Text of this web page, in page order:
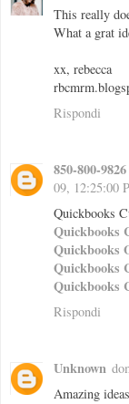
This really
What a grat
xx, rebecca
Rispondi
850-800-
09, 12:25:00
Quickbooks
Quickbooks
Quickbooks
Quickbooks
Quickbooks
Rispondi
Unknown
Amazing